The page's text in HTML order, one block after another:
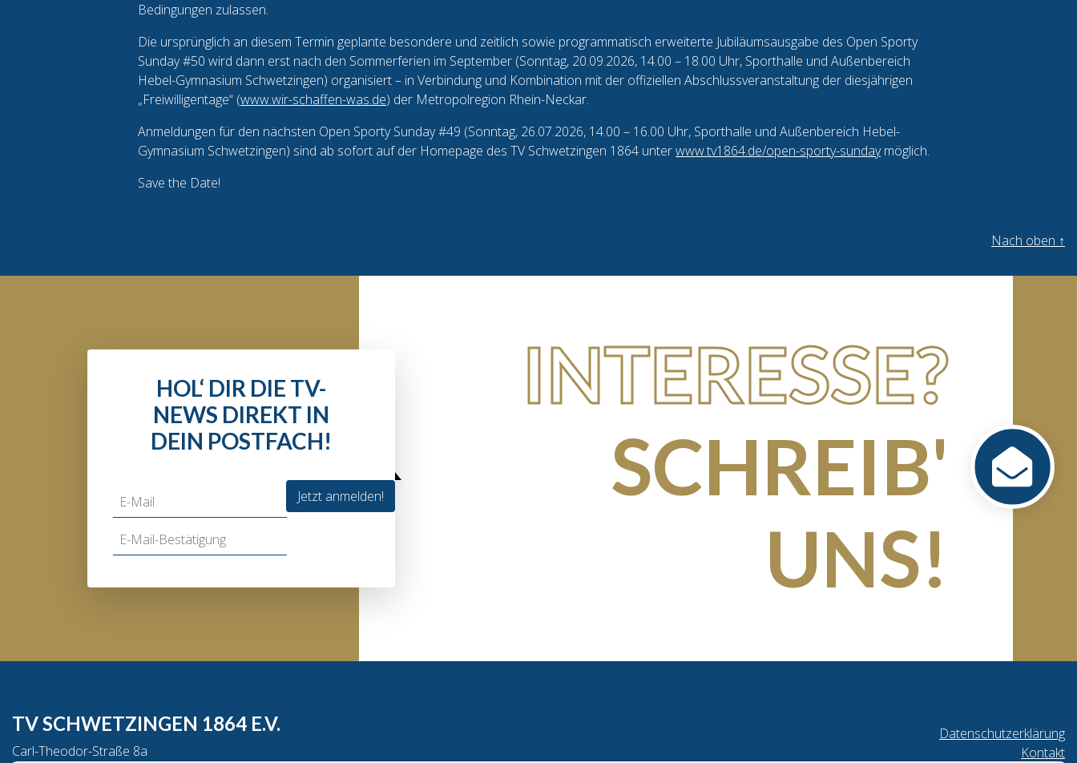
Bedingungen zulassen.
Die ursprünglich an diesem Termin geplante besondere und zeitlich sowie programmatisch erweiterte Jubiläumsausgabe des Open Sporty
Sunday #50 wird dann erst nach den Sommerferien im September (Sonntag, 20.09.2026, 14.00 – 18.00 Uhr, Sporthalle und Außenbereich
Hebel-Gymnasium Schwetzingen) organisiert – in Verbindung und Kombination mit der offiziellen Abschlussveranstaltung der diesjährigen
„Freiwilligentage“ (www.wir-schaffen-was.de) der Metropolregion Rhein-Neckar.
Anmeldungen für den nächsten Open Sporty Sunday #49 (Sonntag, 26.07.2026, 14.00 – 16.00 Uhr, Sporthalle und Außenbereich Hebel-
Gymnasium Schwetzingen) sind ab sofort auf der Homepage des TV Schwetzingen 1864 unterwww.tv1864.de/open-sporty-sundaymöglich.
Save the Date!
Nach oben ↑
HOL‘ DIR DIE TV-
NEWS DIREKT IN
DEIN POSTFACH!
Jetzt anmelden!
INTERESSE?
SCHREIB'
UNS!
TV SCHWETZINGEN 1864 E.V.
Carl-Theodor-Straße 8a
Datenschutzerklärung
Kontakt